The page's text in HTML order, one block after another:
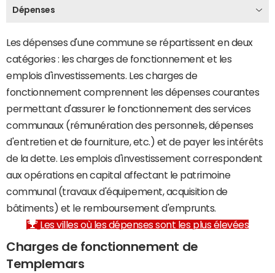
Dépenses
Les dépenses d'une commune se répartissent en deux
catégories : les charges de fonctionnement et les
emplois d'investissements. Les charges de
fonctionnement comprennent les dépenses courantes
permettant d'assurer le fonctionnement des services
communaux (rémunération des personnels, dépenses
d'entretien et de fourniture, etc.) et de payer les intérêts
de la dette. Les emplois d'investissement correspondent
aux opérations en capital affectant le patrimoine
communal (travaux d'équipement, acquisition de
bâtiments) et le remboursement d'emprunts.
Les villes où les dépenses sont les plus élevées
Charges de fonctionnement de
Templemars